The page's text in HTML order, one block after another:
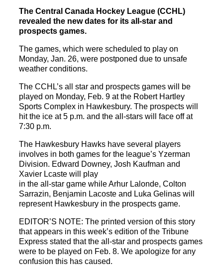
The Central Canada Hockey League (CCHL)
revealed the new dates for its all-star and
prospects games.
The games, which were scheduled to play on
Monday, Jan. 26, were postponed due to unsafe
weather conditions.
The CCHL’s all star and prospects games will be
played on Monday, Feb. 9 at the Robert Hartley
Sports Complex in Hawkesbury. The prospects will
hit the ice at 5 p.m. and the all-stars will face off at
7:30 p.m.
The Hawkesbury Hawks have several players
involves in both games for the league’s Yzerman
Division. Edward Downey, Josh Kaufman and
Xavier Lcaste will play
in the all-star game while Arhur Lalonde, Colton
Sarrazin, Benjamin Lacoste and Luka Gelinas will
represent Hawkesbury in the prospects game.
EDITOR’S NOTE: The printed version of this story
that appears in this week’s edition of the Tribune
Express stated that the all-star and prospects games
were to be played on Feb. 8. We apologize for any
confusion this has caused.